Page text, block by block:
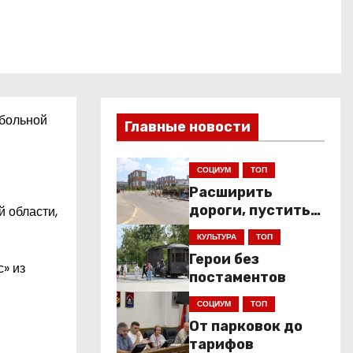
области,
из
Главные новости
СОЦИУМ ТОП
Расширить
дороги, пустить
низкопольники
КУЛЬТУРА ТОП
Герои без
постаментов
СОЦИУМ ТОП
От парковок до
тарифов